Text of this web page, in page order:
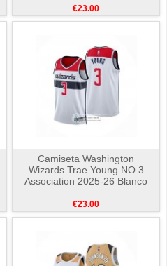
€23.00
Camiseta Washington
Wizards Trae Young NO 3
Association 2025-26 Blanco
€23.00